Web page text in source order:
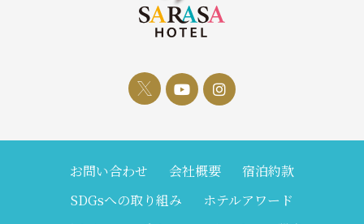
お問い合わせ 会社概要
宿泊約款
SDGsへの取り組み
ホテルアワード